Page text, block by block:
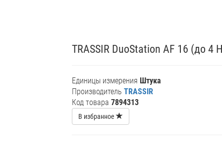
TRASSIR DuoStation AF 16 (до 4
Единицы измерения Штука
Производитель TRASSIR
Код товара 7894313
В избранное